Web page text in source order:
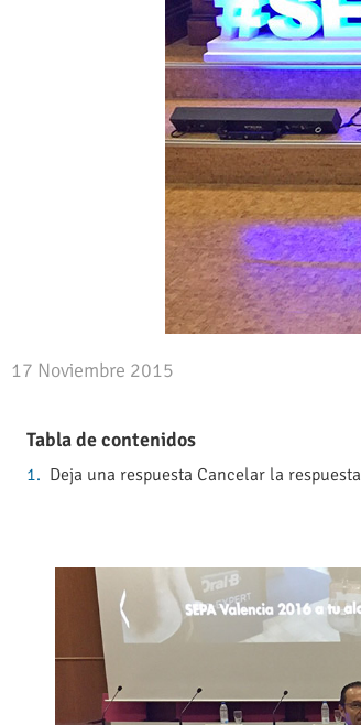
17 Noviembre 2015
Tabla de contenidos
Deja una respuesta Cancelar la respuesta